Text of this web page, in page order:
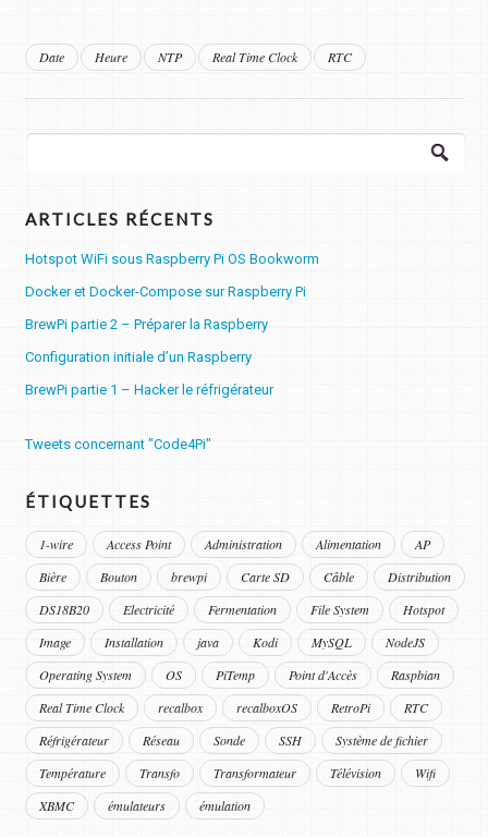
Date Heure NTP Real Time Clock RTC
Rechercher :
ARTICLES RÉCENTS
Hotspot WiFi sous Raspberry Pi OS Bookworm
Docker et Docker-Compose sur Raspberry Pi
BrewPi partie 2 – Préparer la Raspberry
Configuration initiale d’un Raspberry
BrewPi partie 1 – Hacker le réfrigérateur
Tweets concernant "Code4Pi"
ÉTIQUETTES
1-wire Access Point Administration Alimentation
AP
Bière
Bouton brewpi Carte SD Câble
Distribution
DS18B20
Electricité Fermentation File System
Hotspot
Image
Installation java Kodi MySQL
NodeJS
Operating System
OS PiTemp Point d'Accès
Raspbian
Real Time Clock
recalbox recalboxOS RetroPi
RTC
Réfrigérateur
Réseau Sonde SSH
Système de fichier
Température
Transfo Transformateur Télévision
Wifi
XBMC
émulateurs émulation